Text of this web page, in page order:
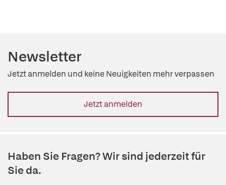
Newsletter
Jetzt anmelden und keine Neuigkeiten mehr verpassen
Jetzt anmelden
Haben Sie Fragen? Wir sind jederzeit für
Sie da.